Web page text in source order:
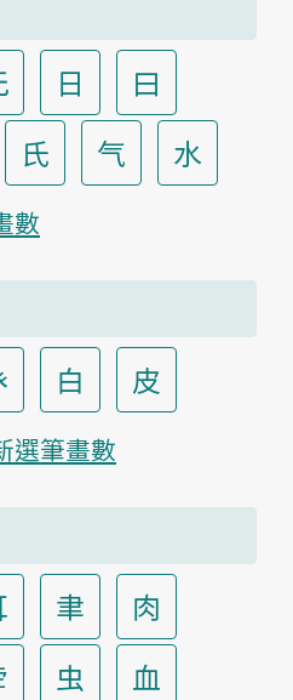
日
曰
氏 气
水
數
白
皮
選筆畫數
聿
肉
虫
血